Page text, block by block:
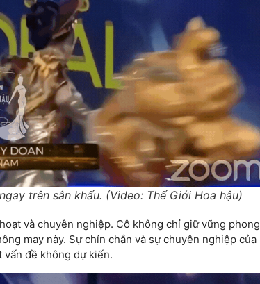
trên sân khấu. (Video: Thế Giới Hoa hậu)
và chuyên nghiệp. Cô không chỉ giữ vững phong
may này. Sự chín chắn và sự chuyên nghiệp của
vấn đề không dự kiến.